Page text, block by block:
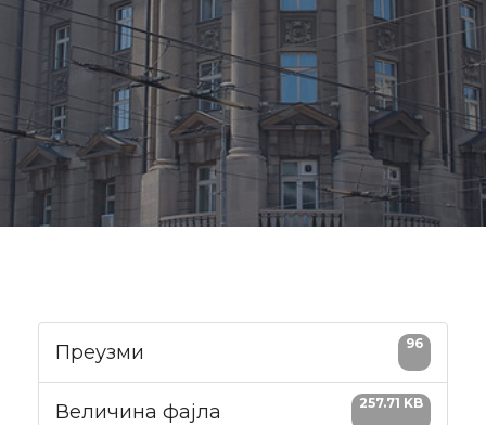
Преузми 96
Величина фајла 257.71 KB